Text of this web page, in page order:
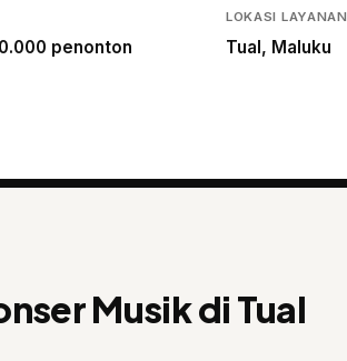
penonton
LOKASI LAYANAN
Tual, Maluku
Musik di Tual